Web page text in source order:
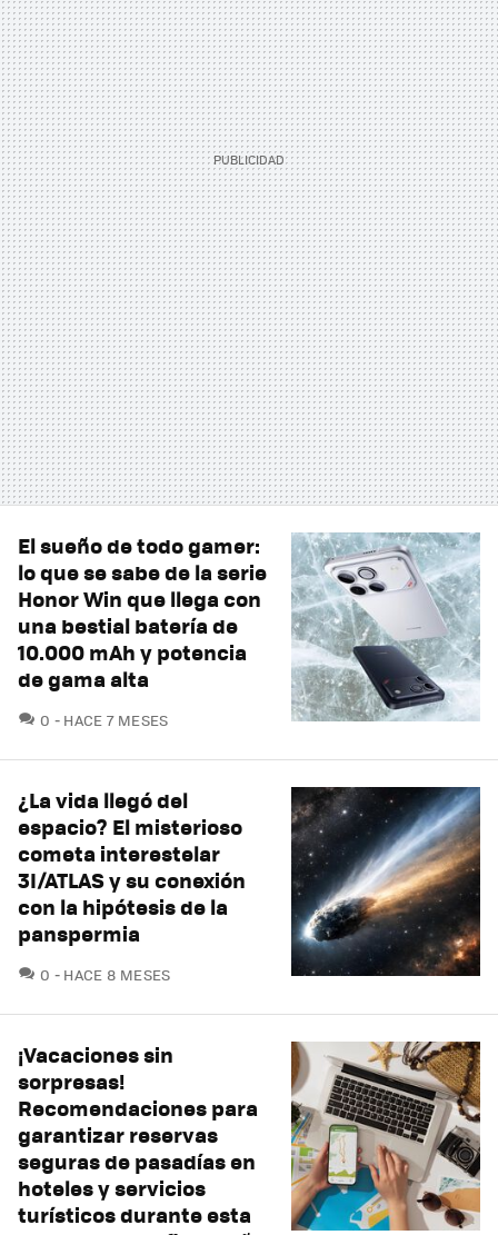
El sueño de todo gamer:
lo que se sabe de la serie
Honor Win que llega con
una bestial batería de
10.000 mAh y potencia
de gama alta
0 COMENTARIOS
HACE 7 MESES
¿La vida llegó del
espacio? El misterioso
cometa interestelar
3I/ATLAS y su conexión
con la hipótesis de la
panspermia
0 COMENTARIOS
HACE 8 MESES
¡Vacaciones sin
sorpresas!
Recomendaciones para
garantizar reservas
seguras de pasadías en
hoteles y servicios
turísticos durante esta